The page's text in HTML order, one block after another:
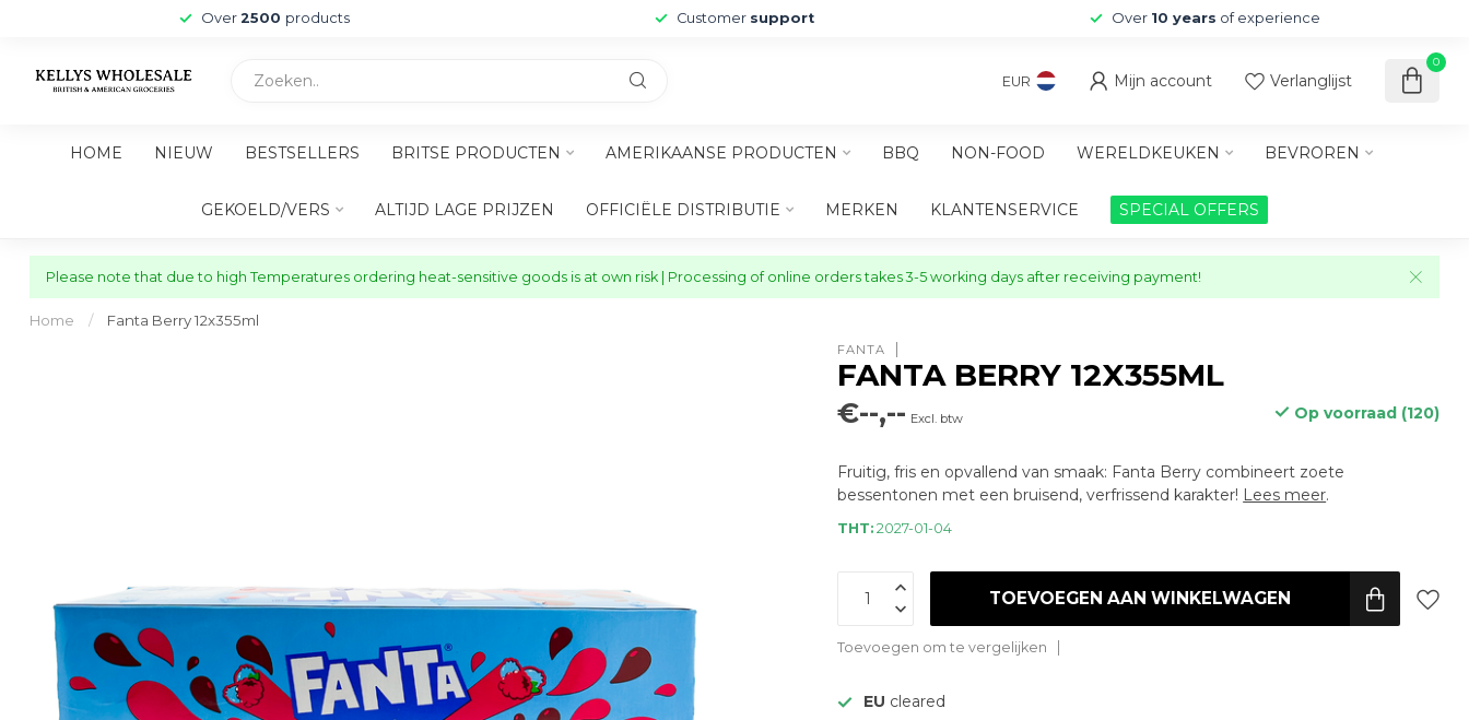
Over 2500 products Customer support Over 10 years of experience
EUR Mijn account Verlanglijst
0
HOME NIEUW BESTSELLERS BRITSE PRODUCTEN AMERIKAANSE PRODUCTEN BBQ NON-FOOD WERELDKEUKEN BEVROREN
GEKOELD/VERS ALTIJD LAGE PRIJZEN OFFICIËLE DISTRIBUTIE MERKEN KLANTENSERVICE SPECIAL OFFERS
Please note that due to high Temperatures ordering heat-sensitive goods is at own risk | Processing of online orders takes 3-5 working days after receiving payment!
Home / Fanta Berry 12x355ml
FANTA
FANTA BERRY 12X355ML
€--,-- Excl. btw Op voorraad (120)
Fruitig, fris en opvallend van smaak: Fanta Berry combineert zoete
bessentonen met een bruisend, verfrissend karakter! Lees meer.
THT: 2027-01-04
TOEVOEGEN AAN WINKELWAGEN
Toevoegen om te vergelijken
EU cleared